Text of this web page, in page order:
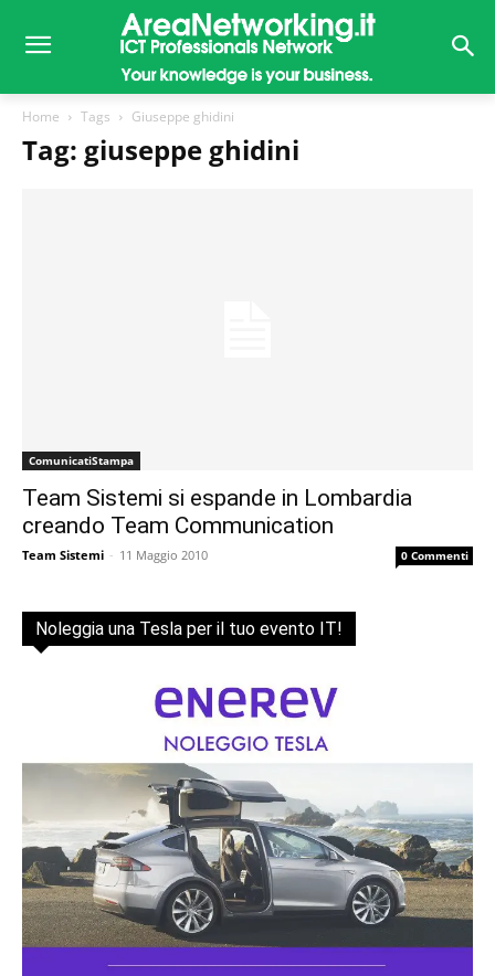
Home Tags Giuseppe ghidini
Tag: giuseppe ghidini
ComunicatiStampa
Team Sistemi si espande in Lombardia
creando Team Communication
Team Sistemi - 11 Maggio 2010 0 Commenti
Noleggia una Tesla per il tuo evento IT!